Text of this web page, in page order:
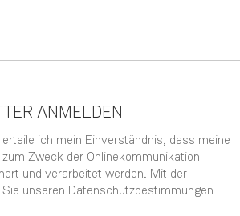
ANMELDEN
ich mein Einverständnis, dass meine
Zweck der Onlinekommunikation
und verarbeitet werden. Mit der
unseren Datenschutzbestimmungen